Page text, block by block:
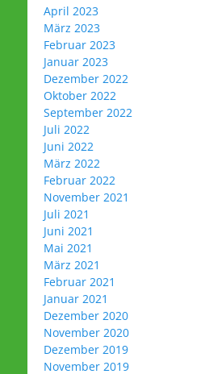
April 2023
März 2023
Februar 2023
Januar 2023
Dezember 2022
Oktober 2022
September 2022
Juli 2022
Juni 2022
März 2022
Februar 2022
November 2021
Juli 2021
Juni 2021
Mai 2021
März 2021
Februar 2021
Januar 2021
Dezember 2020
November 2020
Dezember 2019
November 2019